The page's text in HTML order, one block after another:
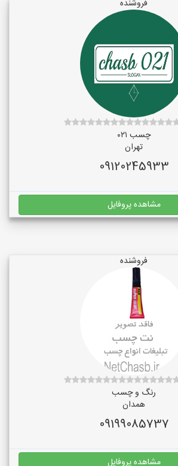
فروشنده
چسب ۰۲۱
تهران
09120245933
مشاهده پروفایل
فروشنده
رنگ و چسب
همدان
09199085737
مشاهده پروفایل